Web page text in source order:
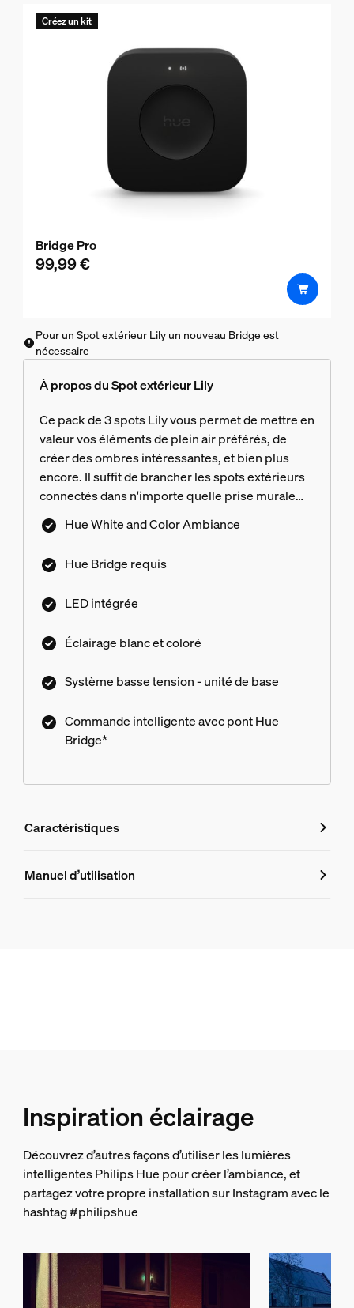
Créez un kit
Bridge Pro
99,99 €
Pour un Spot extérieur Lily un nouveau Bridge est
nécessaire
À propos du Spot extérieur Lily
Ce pack de 3 spots Lily vous permet de mettre en
valeur vos éléments de plein air préférés, de
créer des ombres intéressantes, et bien plus
encore. Il suffit de brancher les spots extérieurs
connectés dans n'importe quelle prise murale
standard à l'aide de l'alimentation basse tension
incluse pour obtenir des millions de nuances de
Hue White and Color Ambiance
Hue Bridge requis
LED intégrée
Éclairage blanc et coloré
Système basse tension - unité de base
Commande intelligente avec pont Hue
Bridge*
Caractéristiques
Caractéristiques
Durée de vie
25.000
Options/accessoires inclus
Oui
LED intégrée
Oui
Manuel d’utilisation
Inspiration éclairage
Découvrez d’autres façons d’utiliser les lumières
intelligentes Philips Hue pour créer l’ambiance, et
partagez votre propre installation sur Instagram avec le
hashtag #philipshue